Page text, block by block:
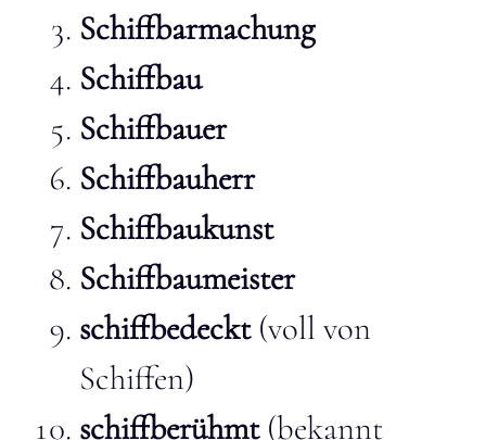
Schiffbarmachung
Schiffbau
Schiffbauer
Schiffbauherr
Schiffbaukunst
Schiffbaumeister
schiffbedeckt(voll von
Schiffen)
schiffberühmt(bekannt